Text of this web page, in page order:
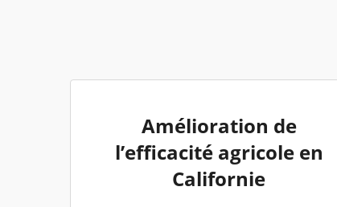
Amélioration de
l’efficacité agricole en
Californie